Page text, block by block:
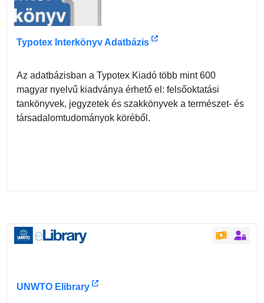
Typotex Interkönyv Adatbázis
Az adatbázisban a Typotex Kiadó több mint 600
magyar nyelvű kiadványa érhető el: felsőoktatási
tankönyvek, jegyzetek és szakkönyvek a természet- és
társadalomtudományok köréből.
UNWTO Elibrary